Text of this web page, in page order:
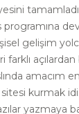
programına
gelişim
farklı
amacım en
kurmak
yazmaya